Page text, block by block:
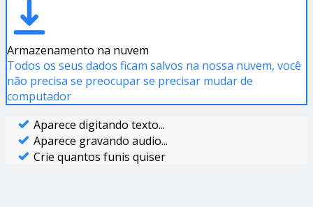
Armazenamento na nuvem
Todos os seus dados ficam salvos na nossa nuvem, você
não precisa se preocupar se precisar mudar de
computador
Aparece digitando texto...
Aparece gravando audio...
Crie quantos funis quiser